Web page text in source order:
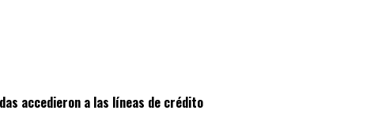
accedieron a las líneas de crédito